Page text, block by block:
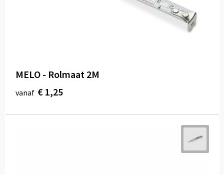
MELO - Rolmaat 2M
vanaf € 1,25